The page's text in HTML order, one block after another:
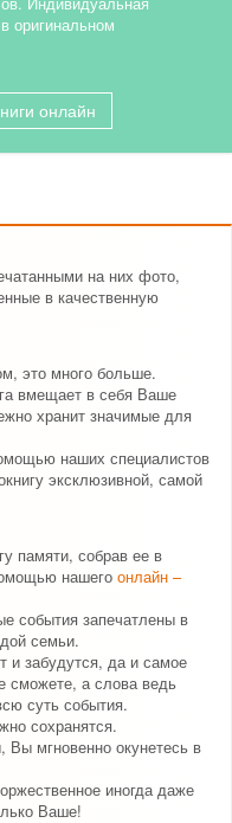
оригинальном
онлайн
на них фото,
в качественную
это много больше.
вмещает в себя Ваше
хранит значимые для
наших специалистов
эксклюзивной, самой
памяти, собрав ее в
нашего онлайн –
события запечатлены в
семьи.
и забудутся, да и самое
сможете, а слова ведь
суть события.
сохранятся.
Вы мгновенно окунетесь в
иногда даже
Ваше!